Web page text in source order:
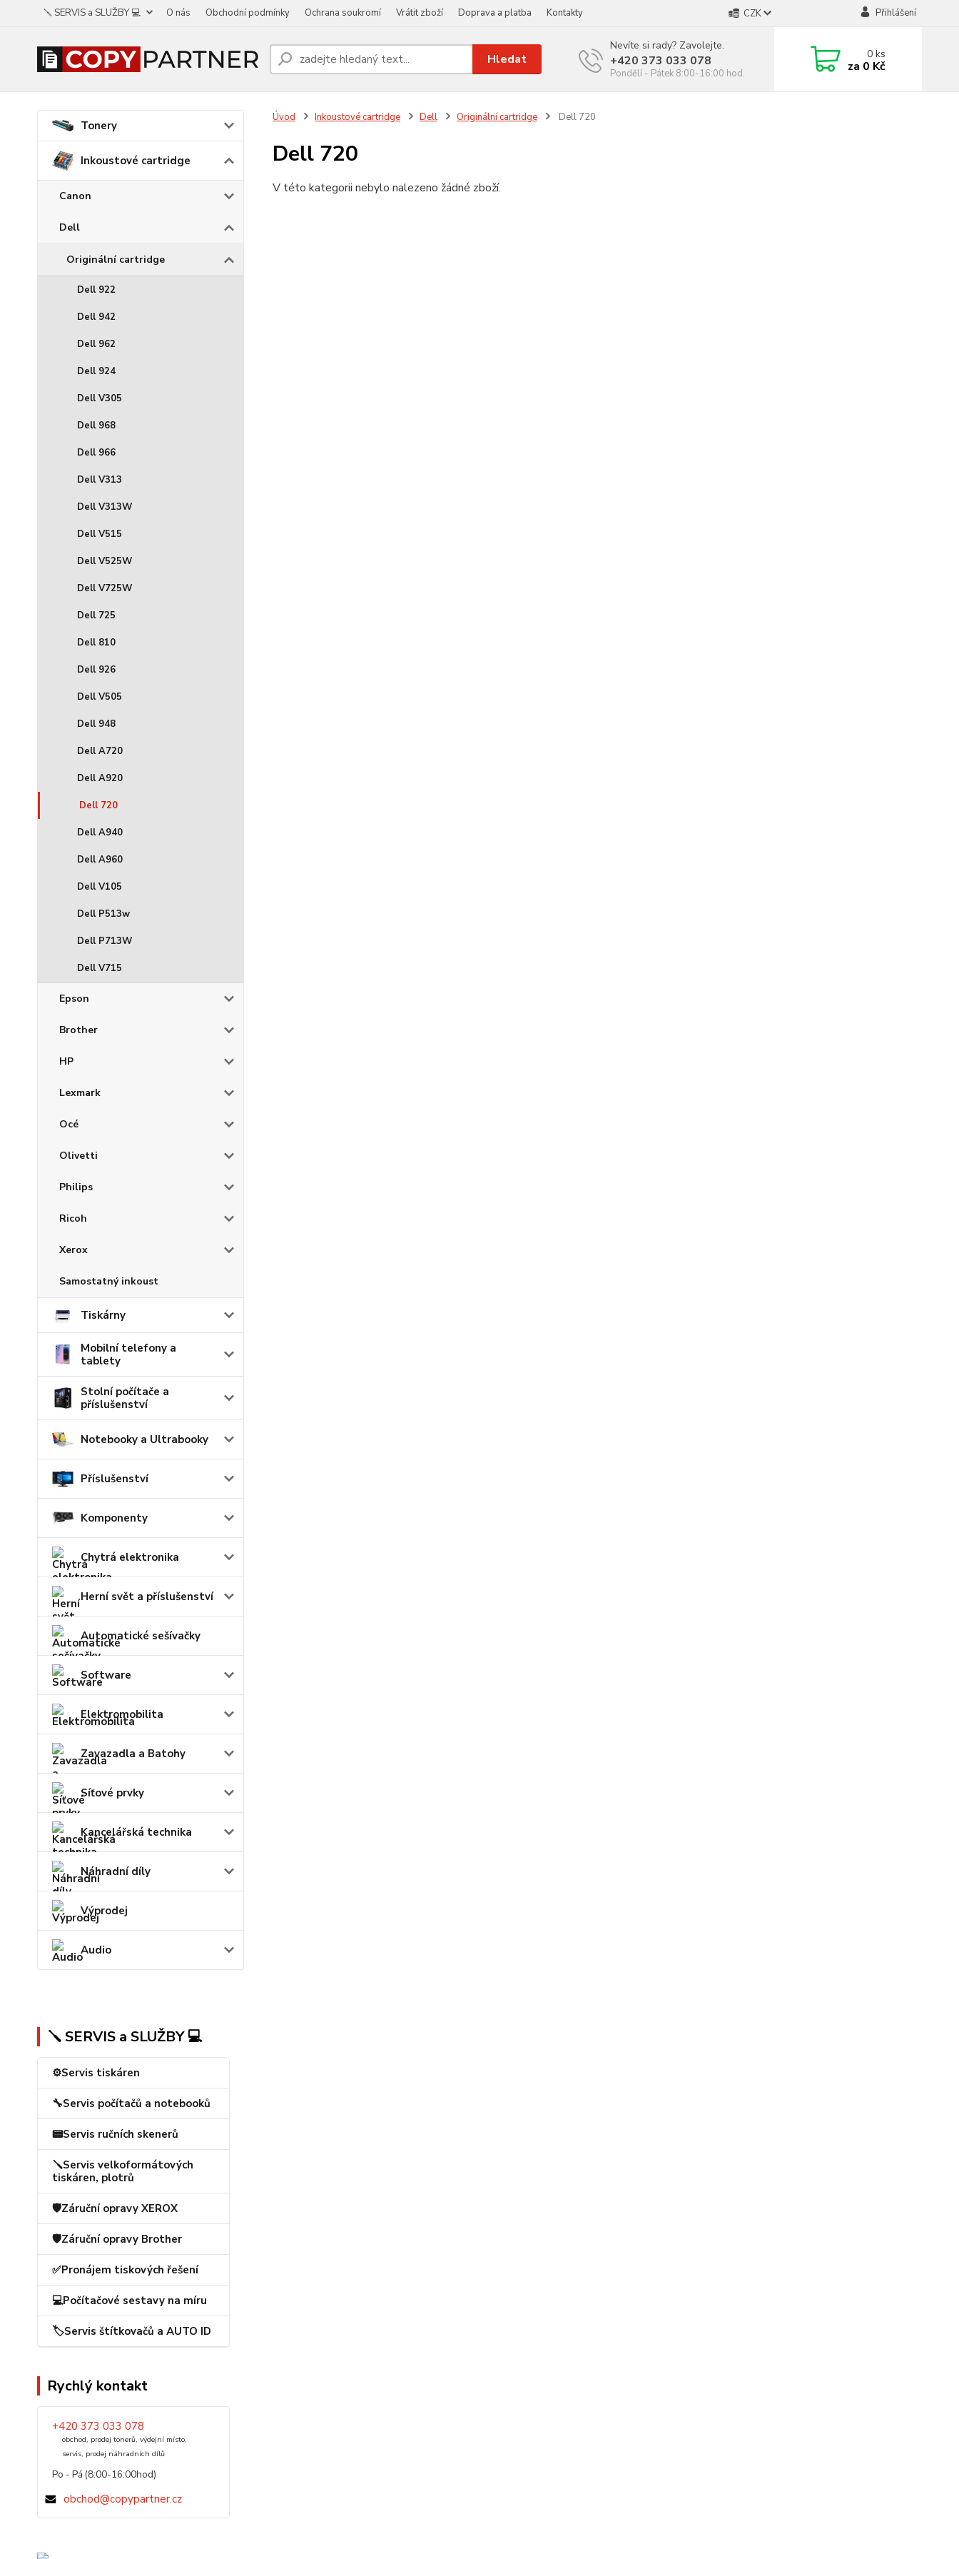
🪛 SERVIS a SLUŽBY 💻 O nás Obchodní podmínky Ochrana soukromí Vrátit zboží Doprava a platba Kontakty CZK Přihlášení
Hledat
Nevíte si rady? Zavolejte.
+420 373 033 078
Pondělí - Pátek 8:00-16:00 hod.
0ks
za 0 Kč
Tonery
Inkoustové cartridge
Canon
Dell
Originální cartridge
Dell 922
Dell 942
Dell 962
Dell 924
Dell V305
Dell 968
Dell 966
Dell V313
Dell V313W
Dell V515
Dell V525W
Dell V725W
Dell 725
Dell 810
Dell 926
Dell V505
Dell 948
Dell A720
Dell A920
Dell 720
Dell A940
Dell A960
Dell V105
Dell P513w
Dell P713W
Dell V715
Epson
Brother
HP
Lexmark
Océ
Olivetti
Philips
Ricoh
Xerox
Samostatný inkoust
Tiskárny
Mobilní telefony a
tablety
Stolní počítače a
příslušenství
Notebooky a Ultrabooky
Příslušenství
Komponenty
Chytrá elektronika
Herní svět a příslušenství
Automatické sešívačky
Software
Elektromobilita
Zavazadla a Batohy
Síťové prvky
Kancelářská technika
Náhradní díly
Výprodej
Audio
🪛 SERVIS a SLUŽBY 💻
⚙️Servis tiskáren
🔧Servis počítačů a notebooků
📟Servis ručních skenerů
🪛Servis velkoformátových
tiskáren, plotrů
🛡️Záruční opravy XEROX
🛡️Záruční opravy Brother
✅Pronájem tiskových řešení
💻Počítačové sestavy na míru
🏷️Servis štítkovačů a AUTO ID
Rychlý kontakt
+420 373 033 078
obchod, prodej tonerů, výdejní místo,
servis, prodej náhradních dílů
Po - Pá (8:00-16:00hod)
obchod@copypartner.cz
Úvod Inkoustové cartridge Dell Originální cartridge Dell 720
Dell 720
V této kategorii nebylo nalezeno žádné zboží.